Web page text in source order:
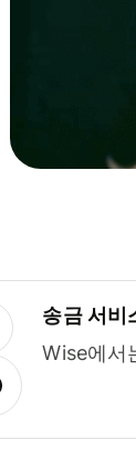
송금 서비
Wise에서